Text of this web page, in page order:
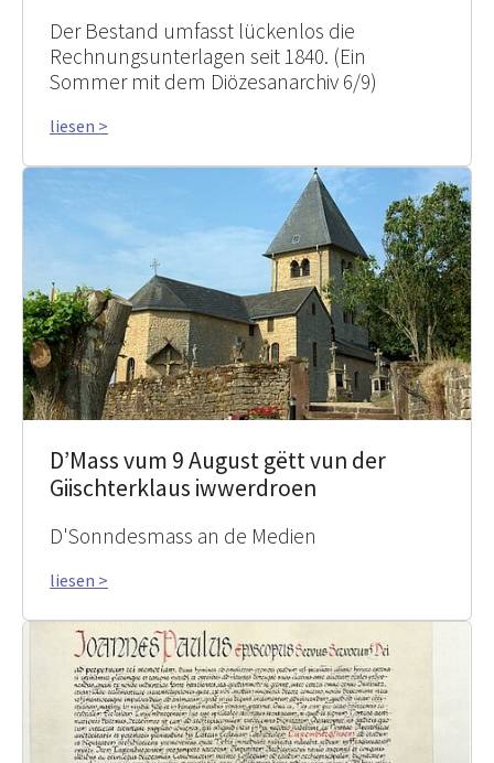
Der Bestand umfasst lückenlos die
Rechnungsunterlagen seit 1840. (Ein
Sommer mit dem Diözesanarchiv 6/9)
liesen >
D’Mass vum 9 August gëtt vun der
Giischterklaus iwwerdroen
D'Sonndesmass an de Medien
liesen >